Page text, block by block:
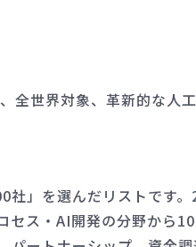
全世界対象、革新的な人
社」を選んだリストです
セス・AI開発の分野から